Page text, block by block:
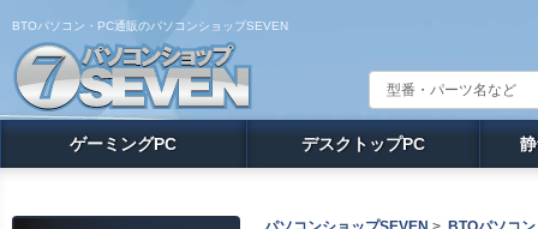
BTOパソコン・PC通販のパソコンショップSEVEN
ゲーミングPC デスクトップPC